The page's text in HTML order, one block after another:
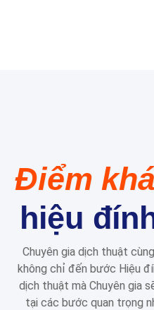
Điểm
hiệu
Chuyên gia dịch thuật
không chỉ đến bước Hiệu
dịch thuật mà Chuyên gia
tại các bước quan trọng